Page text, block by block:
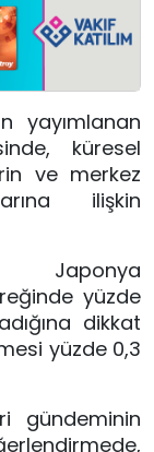
yayımlanan
küresel
ve merkez
ilişkin
Japonya
yüzde
dikkat
yüzde 0,3
gündeminin